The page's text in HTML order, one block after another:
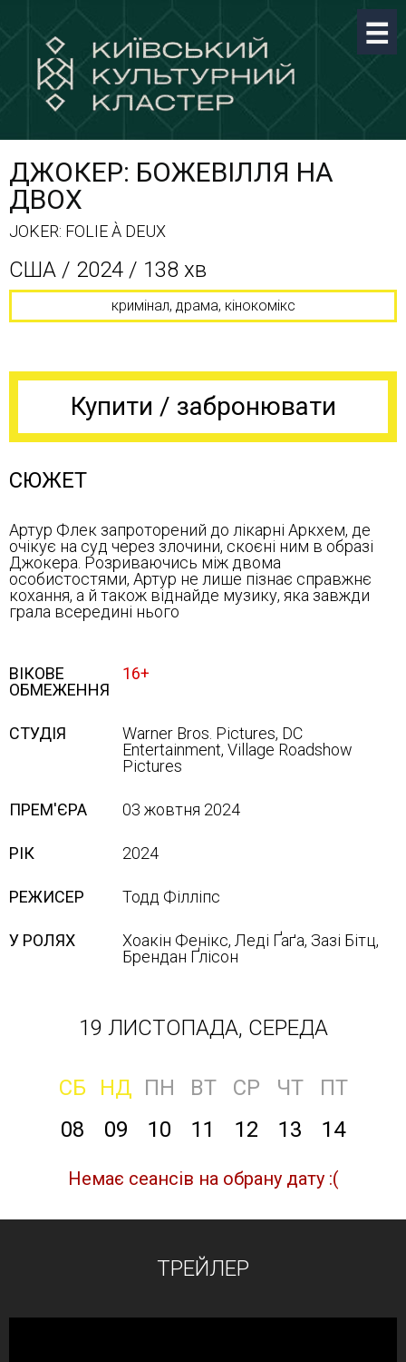
ДЖОКЕР: БОЖЕВІЛЛЯ НА
ДВОХ
JOKER: FOLIE À DEUX
США / 2024 / 138 хв
кримінал, драма, кінокомікс
Купити / забронювати
СЮЖЕТ
Артур Флек запроторений до лікарні Аркхем, де
очікує на суд через злочини, скоєні ним в образі
Джокера. Розриваючись між двома
особистостями, Артур не лише пізнає справжнє
кохання, а й також віднайде музику, яка завжди
грала всередині нього
ВІКОВЕ
ОБМЕЖЕННЯ
16+
СТУДІЯ
Warner Bros. Pictures, DC
Entertainment, Village Roadshow
Pictures
ПРЕМ'ЄРА 03 жовтня 2024
РІК 2024
РЕЖИСЕР Тодд Філліпс
У РОЛЯХ
Хоакін Фенікс, Леді Ґаґа, Зазі Бітц,
Брендан Ґлісон
19 ЛИСТОПАДА, СЕРЕДА
СБ НД ПН ВТ СР ЧТ
ПТ
08
09 10 11 12 13 14
Немає сеансів на обрану дату :(
ТРЕЙЛЕР